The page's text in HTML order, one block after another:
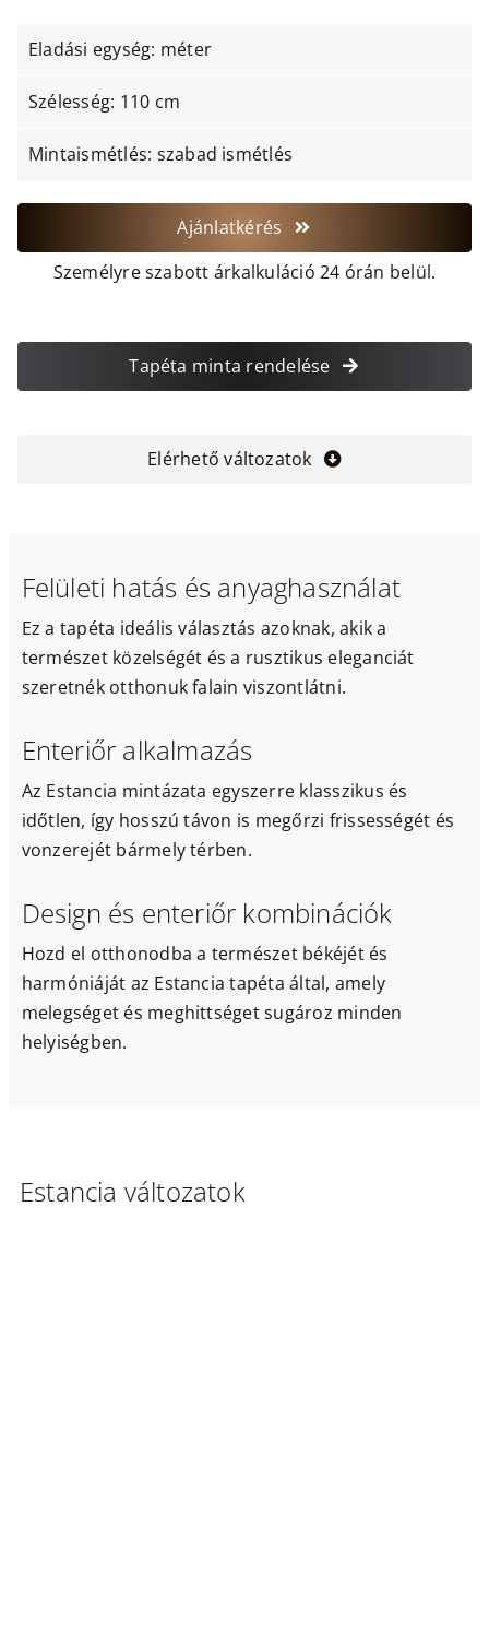
Eladási egység: méter
Szélesség: 110 cm
Mintaismétlés: szabad ismétlés
Ajánlatkérés
Személyre szabott árkalkuláció 24 órán belül.
Tapéta minta rendelése
Elérhető változatok
Felületi hatás és anyaghasználat
Ez a tapéta ideális választás azoknak, akik a
természet közelségét és a rusztikus eleganciát
szeretnék otthonuk falain viszontlátni.
Enteriőr alkalmazás
Az Estancia mintázata egyszerre klasszikus és
időtlen, így hosszú távon is megőrzi frissességét és
vonzerejét bármely térben.
Design és enteriőr kombinációk
Hozd el otthonodba a természet békéjét és
harmóniáját az Estancia tapéta által, amely
melegséget és meghittséget sugároz minden
helyiségben.
Estancia változatok